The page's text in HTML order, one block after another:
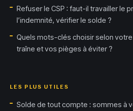
Refuser le CSP : faut-il travailler le
l’indemnité, vérifier le solde ?
Quels mots-clés choisir selon
traîne et vos pièges à éviter ?
LES PLUS UTILES
Solde de tout compte : sommes à